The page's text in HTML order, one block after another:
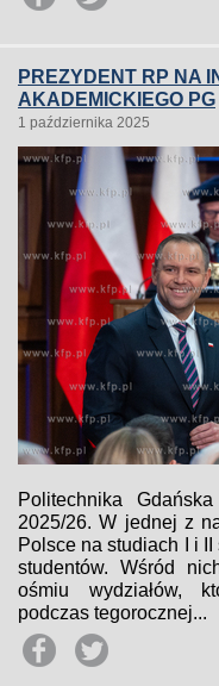
PREZYDENT RP NA
AKADEMICKIEGO PG
1 października 2025
Politechnika
2025/26. W jednej z
Polsce na studiach I i
studentów. Wśród
ośmiu wydziałów,
podczas tegorocznej...